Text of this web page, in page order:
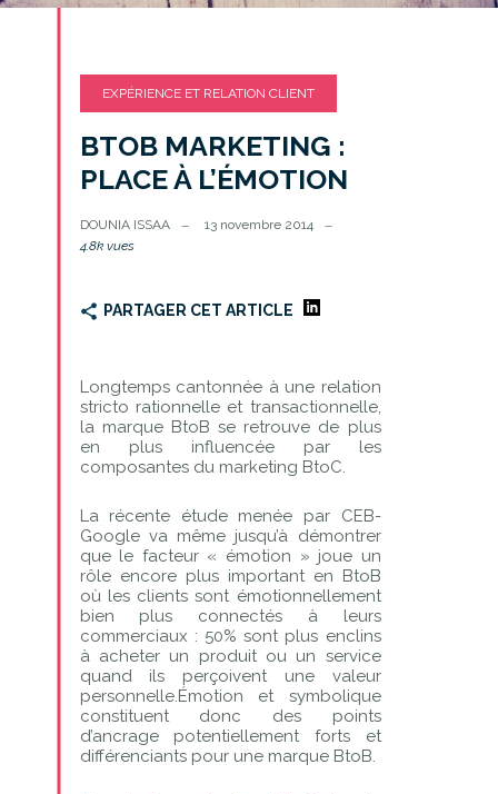
EXPÉRIENCE ET RELATION CLIENT
BTOB MARKETING :
PLACE À L’ÉMOTION
DOUNIA ISSAA
13 novembre 2014
4.8k vues
PARTAGER CET ARTICLE
Longtemps cantonnée à une relation
stricto rationnelle et transactionnelle,
la marque BtoB se retrouve de plus
en plus influencée par les
composantes du marketing BtoC.
La récente étude menée par CEB-
Google va même jusqu’à démontrer
que le facteur « émotion » joue un
rôle encore plus important en BtoB
où les clients sont émotionnellement
bien plus connectés à leurs
commerciaux : 50% sont plus enclins
à acheter un produit ou un service
quand ils perçoivent une valeur
personnelle.Émotion et symbolique
constituent donc des points
d’ancrage potentiellement forts et
différenciants pour une marque BtoB.